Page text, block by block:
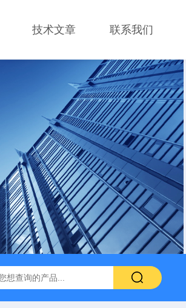
技术文章 联系我们
床 JKG-203新型冷原子吸收测汞仪